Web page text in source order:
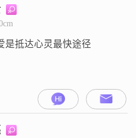
我性格开朗，总是爱
理解他人的感受，也愿意
常独立自信，能够处理自
是抵达心灵最快途径